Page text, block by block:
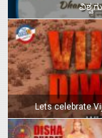
Lets celebrate